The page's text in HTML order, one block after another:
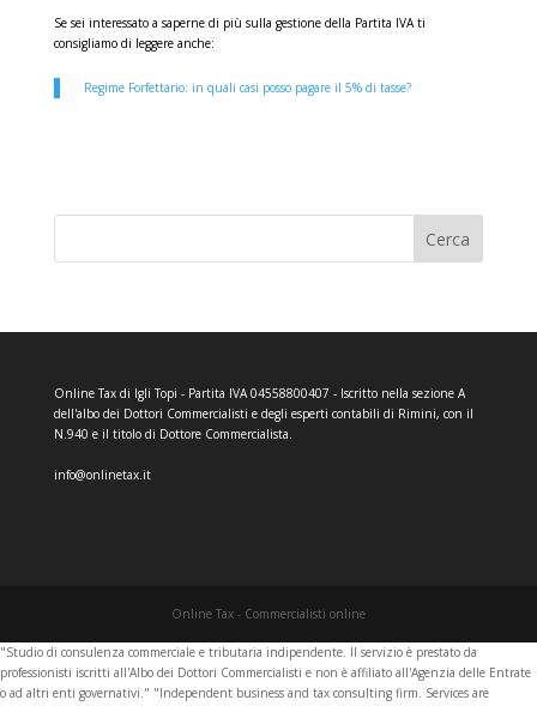
Se sei interessato a saperne di più sulla gestione della Partita IVAti
consigliamo di leggere anche:
Regime Forfettario: in quali casi posso pagare il 5% di tasse?
Cerca
Online Tax di Igli Topi - Partita IVA 04558800407 - Iscritto nella sezione A
dell'albo dei Dottori Commercialisti e degli esperti contabili di Rimini, con il
N.940 e il titolo di Dottore Commercialista.
info@onlinetax.it
Online Tax - Commercialisti online
"Studio di consulenza commerciale e tributaria indipendente. Il servizio è prestato da
professionisti iscritti all'Albo dei Dottori Commercialisti e non è affiliato all'Agenzia delle Entrate
o ad altri enti governativi." "Independent business and tax consulting firm. Services are